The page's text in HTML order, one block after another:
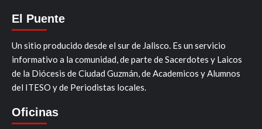
El Puente
Un sitio producido desde el sur de Jalisco. Es un servicio
informativo a la comunidad, de parte de Sacerdotes y Laicos
de la Diócesis de Ciudad Guzmán, de Academicos y Alumnos
del ITESO y de Periodistas locales.
Oficinas